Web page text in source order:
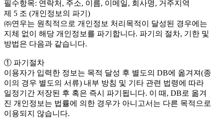
필수항목: 연락처, 주소, 이름, 이메일, 회사명, 거주지역
제 5 조 (개인정보의 파기)
㈜연우는 원칙적으로 개인정보 처리목적이 달성된 경우에는
지체 없이 해당 개인정보를 파기합니다. 파기의 절차, 기한 및
방법은 다음과 같습니다.
① 파기절차
이용자가 입력한 정보는 목적 달성 후 별도의 DB에 옮겨져(종
이의 경우 별도의 서류) 내부 방침 및 기타 관련 법령에 따라
일정기간 저장된 후 혹은 즉시 파기됩니다. 이 때, DB로 옮겨
진 개인정보는 법률에 의한 경우가 아니고서는 다른 목적으로
이용되지 않습니다.